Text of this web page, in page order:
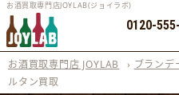
お酒買取専門店JOYLAB(ジョイラボ)
0120-
お酒買取専門店 JOYLAB › ブランデ
ルタン買取